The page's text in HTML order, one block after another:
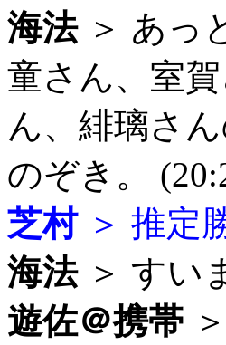
海法＞ あっ
童さん、室
ん、緋璃さ
のぞき。
芝村＞ 推定
海法＞ すい
遊佐＠携帯